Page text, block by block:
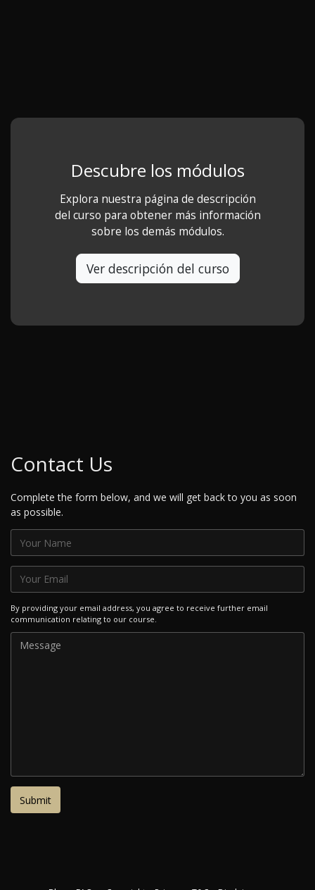
Descubre los módulos
Explora nuestra página de descripción
del curso para obtener más información
sobre los demás módulos.
Ver descripción del curso
Contact Us
Complete the form below, and we will get back to you as soon
as possible.
By providing your email address, you agree to receive further email
communication relating to our course.